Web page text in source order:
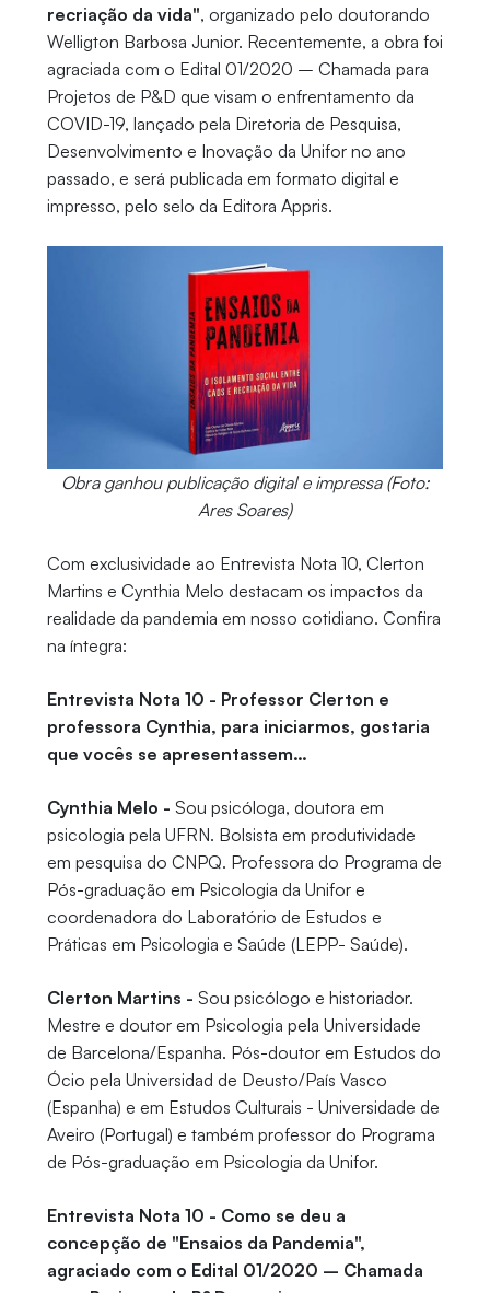
recriação da vida", organizado pelo doutorando
Welligton Barbosa Junior. Recentemente, a obra foi
agraciada com o Edital 01/2020 – Chamada para
Projetos de P&D que visam o enfrentamento da
COVID-19, lançado pela Diretoria de Pesquisa,
Desenvolvimento e Inovação da Unifor no ano
passado, e será publicada em formato digital e
impresso, pelo selo da Editora Appris.
Obra ganhou publicação digital e impressa (Foto:
Ares Soares)
Com exclusividade ao Entrevista Nota 10, Clerton
Martins e Cynthia Melo destacam os impactos da
realidade da pandemia em nosso cotidiano. Confira
na íntegra:
Entrevista Nota 10 - Professor Clerton e
professora Cynthia, para iniciarmos, gostaria
que vocês se apresentassem…
Cynthia Melo - Sou psicóloga, doutora em
psicologia pela UFRN. Bolsista em produtividade
em pesquisa do CNPQ. Professora do Programa de
Pós-graduação em Psicologia da Unifor e
coordenadora do Laboratório de Estudos e
Práticas em Psicologia e Saúde (LEPP- Saúde).
Clerton Martins - Sou psicólogo e historiador.
Mestre e doutor em Psicologia pela Universidade
de Barcelona/Espanha. Pós-doutor em Estudos do
Ócio pela Universidad de Deusto/País Vasco
(Espanha) e em Estudos Culturais - Universidade de
Aveiro (Portugal) e também professor do Programa
de Pós-graduação em Psicologia da Unifor.
Entrevista Nota 10 - Como se deu a
concepção de "Ensaios da Pandemia",
agraciado com o Edital 01/2020 – Chamada